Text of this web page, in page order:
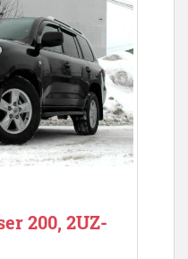
200, 2UZ-